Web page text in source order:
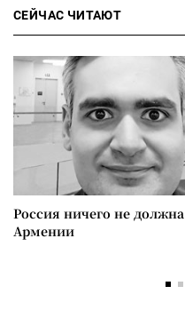
СЕЙЧАС ЧИТАЮТ
Россия ничего не должна
Армении